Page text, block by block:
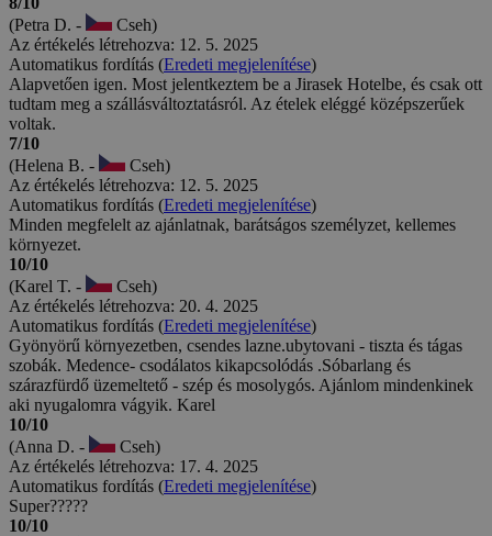
(Petra D. -
Cseh)
Az értékelés létrehozva: 12. 5. 2025
Automatikus fordítás (Eredeti megjelenítése)
Alapvetően igen. Most jelentkeztem be a Jirasek Hotelbe, és csak ott
tudtam meg a szállásváltoztatásról. Az ételek eléggé középszerűek
voltak.
7/10
(Helena B. -
Cseh)
Az értékelés létrehozva: 12. 5. 2025
Automatikus fordítás (Eredeti megjelenítése)
Minden megfelelt az ajánlatnak, barátságos személyzet, kellemes
környezet.
10/10
(Karel T. -
Cseh)
Az értékelés létrehozva: 20. 4. 2025
Automatikus fordítás (Eredeti megjelenítése)
Gyönyörű környezetben, csendes lazne.ubytovani - tiszta és tágas
szobák. Medence- csodálatos kikapcsolódás .Sóbarlang és
szárazfürdő üzemeltető - szép és mosolygós. Ajánlom mindenkinek
aki nyugalomra vágyik. Karel
10/10
(Anna D. -
Cseh)
Az értékelés létrehozva: 17. 4. 2025
Automatikus fordítás (Eredeti megjelenítése)
Super?????
10/10